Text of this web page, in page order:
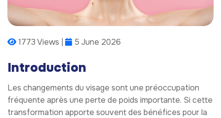
1773 Views | 5 June 2026
Introduction
Les changements du visage sont une préoccupation
fréquente après une perte de poids importante. Si cette
transformation apporte souvent des bénéfices pour la